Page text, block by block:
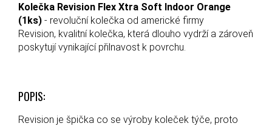
Kolečka Revision Flex Xtra Soft Indoor Orange
(1ks) - revoluční kolečka od americké firmy
Revision, kvalitní kolečka, která dlouho vydrží a zároveň
poskytují vynikající přilnavost k povrchu.
POPIS:
Revision je špička co se výroby koleček týče, proto